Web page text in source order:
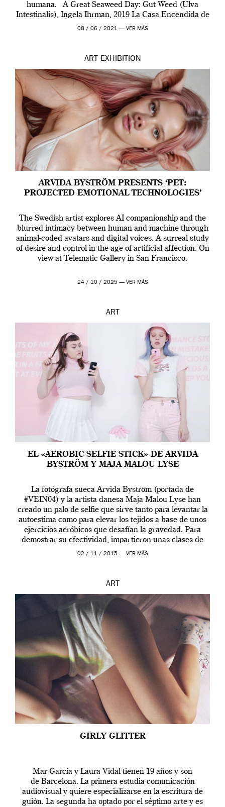
humana. A Great Seaweed Day: Gut Weed (Ulva
Intestinalis), Ingela Ihrman, 2019 La Casa Encendida de
Madrid y la Wellcome […]
08 / 06 / 2021 — VER MÁS
ART EXHIBITION
ARVIDA BYSTRÖM PRESENTS ‘PET:
PROJECTED EMOTIONAL TECHNOLOGIES’
The Swedish artist explores AI companionship and the
blurred intimacy between human and machine through
animal-coded avatars and digital voices. A surreal study
of desire and control in the age of artificial affection. On
view at Telematic Gallery in San Francisco.
24 / 10 / 2025 — VER MÁS
ART
EL «AEROBIC SELFIE STICK» DE ARVIDA
BYSTRÖM Y MAJA MALOU LYSE
La fotógrafa sueca Arvida Byström (portada de
#VEIN04) y la artista danesa Maja Malou Lyse han
creado un palo de selfie que sirve tanto para levantar la
autoestima como para elevar los tejidos a base de unos
ejercicios aeróbicos que desafían la gravedad. Para
demostrar su efectividad, impartieron unas clases de
prueba en el Tate […]
02 / 11 / 2015 — VER MÁS
ART
GIRLY GLITTER
Mar Garcia y Laura Vidal tienen 19 años y son
de Barcelona. La primera estudia comunicación
audiovisual y quiere especializarse en la escritura de
guión. La segunda ha optado por el séptimo arte y es